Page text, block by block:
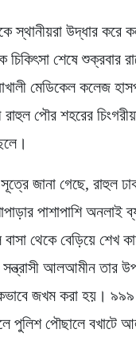
উদ্ধার করে
চিকিৎসা শেষে শুক্রবার
মেডিকেল কলেজ
পৌর শহরের চিংগরীয়া
জানা গেছে, রাহুল
পাশাপাশি
বাসা থেকে বেড়িয়ে শেখ
আলআমীন তার
জখম করা হয়।
পুলিশ পৌছালে বখাটে